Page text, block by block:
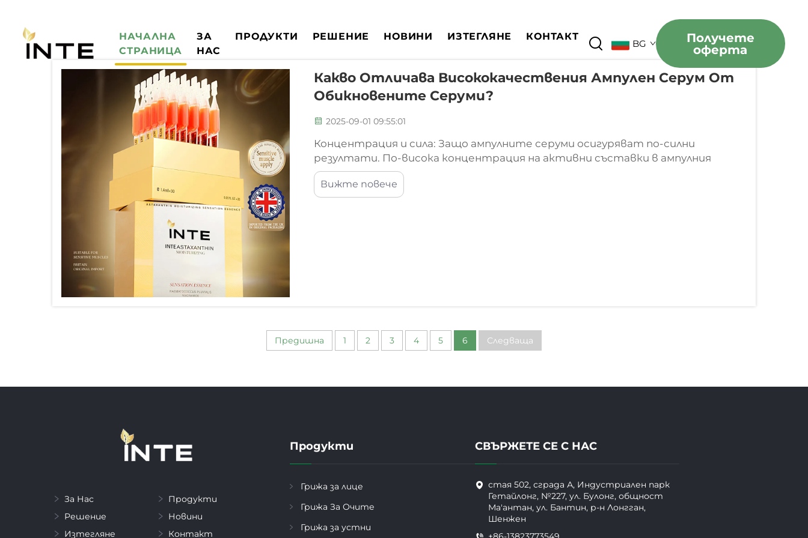
НАЧАЛНА
СТРАНИЦА
ЗА
НАС
ПРОДУКТИ РЕШЕНИЕ НОВИНИ ИЗТЕГЛЯНЕ КОНТАКТ
BG
Получете
оферта
Какво Отличава Висококачествения Ампулен Серум От
Обикновените Серуми?
2025-09-01 09:55:01
Концентрация и сила: Защо ампулните серуми осигуряват по-силни
резултати. По-висока концентрация на активни съставки в ампулния
серум. Ампулните серуми съдържат от 5 до 10 пъти повече концентрация
на активни съставки в сравнение с обикновените серуми, докато...
Вижте повече
Предишна 1 2 3 4 5 6 Следваща
За Нас
Продукти
Решение
Новини
Изтегляне
Контакт
Продукти
Грижа за лице
Грижа За Очите
Грижа за устни
СВЪРЖЕТЕ СЕ С НАС
стая 502, сграда А, Индустриален парк
Гетайлонг, №227, ул. Булонг, общност
Ма'антан, ул. Бантин, р-н Лонгган,
Шенжен